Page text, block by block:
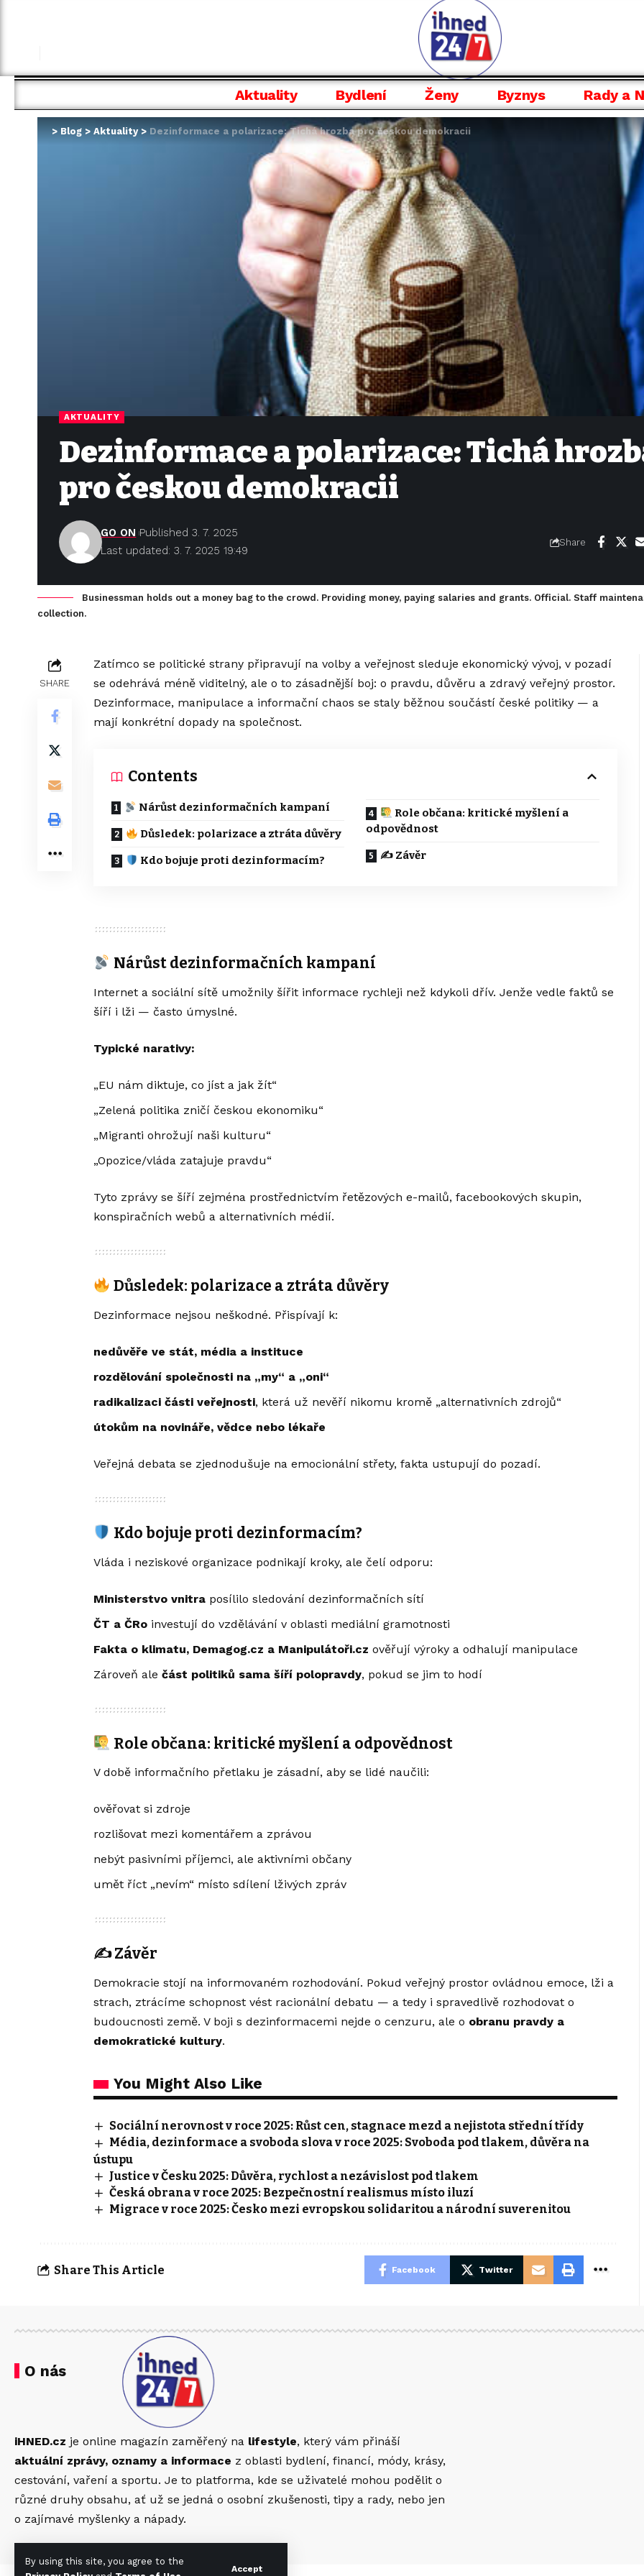
By using this site, you agree to the
Accept
Aktuality Bydlení Ženy Byznys Rady a
> Blog > Aktuality> Dezinformace a polarizace: Tichá hrozba pro českou demokracii
AKTUALITY
Dezinformace a polarizace: Tichá
pro českou demokracii
Last updated: 3. 7. 2025 19:49
GO ON Published 3. 7. 2025
Share
Businessman holds out a money bag to the crowd. Providing money, paying salaries and grants. Official. Staff
collection.
SHARE
Zatímco se politické strany připravují na volby a veřejnost sleduje ekonomický vývoj, v pozadí
se odehrává méně viditelný, ale o to zásadnější boj: o pravdu, důvěru a zdravý veřejný prostor.
Dezinformace, manipulace a informační chaos se staly běžnou součástí české politiky — a
mají konkrétní dopady na společnost.
Contents
Nárůst dezinformačních kampaní
Důsledek: polarizace a ztráta důvěry
Kdo bojuje proti dezinformacím?
Role občana: kritické myšlení a
odpovědnost
✍️ Závěr
Nárůst dezinformačních kampaní
Internet a sociální sítě umožnily šířit informace rychleji než kdykoli dřív. Jenže vedle faktů se
šíří i lži — často úmyslné.
Typické narativy:
„EU nám diktuje, co jíst a jak žít“
„Zelená politika zničí českou ekonomiku“
„Migranti ohrožují naši kulturu“
„Opozice/vláda zatajuje pravdu“
Tyto zprávy se šíří zejména prostřednictvím řetězových e-mailů, facebookových skupin,
konspiračních webů a alternativních médií.
Důsledek: polarizace a ztráta důvěry
Dezinformace nejsou neškodné. Přispívají k:
nedůvěře ve stát, média a instituce
rozdělování společnosti na „my“ a „oni“
radikalizaci části veřejnosti, která už nevěří nikomu kromě „alternativních zdrojů“
útokům na novináře, vědce nebo lékaře
Veřejná debata se zjednodušuje na emocionální střety, fakta ustupují do pozadí.
Kdo bojuje proti dezinformacím?
Vláda i neziskové organizace podnikají kroky, ale čelí odporu:
Ministerstvo vnitra posílilo sledování dezinformačních sítí
ČT a ČRo investují do vzdělávání v oblasti mediální gramotnosti
Fakta o klimatu, Demagog.cz a Manipulátoři.cz ověřují výroky a odhalují manipulace
Zároveň ale část politiků sama šíří polopravdy, pokud se jim to hodí
Role občana: kritické myšlení a odpovědnost
V době informačního přetlaku je zásadní, aby se lidé naučili:
ověřovat si zdroje
rozlišovat mezi komentářem a zprávou
nebýt pasivními příjemci, ale aktivními občany
umět říct „nevím“ místo sdílení lživých zpráv
✍️Závěr
Demokracie stojí na informovaném rozhodování. Pokud veřejný prostor ovládnou emoce, lži a
strach, ztrácíme schopnost vést racionální debatu — a tedy i spravedlivě rozhodovat o
budoucnosti země. V boji s dezinformacemi nejde o cenzuru, ale o obranu pravdy a
demokratické kultury.
You Might Also Like
Sociální nerovnost v roce 2025: Růst cen, stagnace mezd a nejistota střední třídy
Média, dezinformace a svoboda slova v roce 2025: Svoboda pod tlakem, důvěra na
ústupu
Justice v Česku 2025: Důvěra, rychlost a nezávislost pod tlakem
Česká obrana v roce 2025: Bezpečnostní realismus místo iluzí
Migrace v roce 2025: Česko mezi evropskou solidaritou a národní suverenitou
Share This Article Facebook Twitter
O nás
iHNED.cz je online magazín zaměřený na lifestyle, který vám přináší
aktuální zprávy, oznamy a informace z oblasti bydlení, financí, módy, krásy,
cestování, vaření a sportu. Je to platforma, kde se uživatelé mohou podělit o
různé druhy obsahu, ať už se jedná o osobní zkušenosti, tipy a rady, nebo jen
o zajímavé myšlenky a nápady.